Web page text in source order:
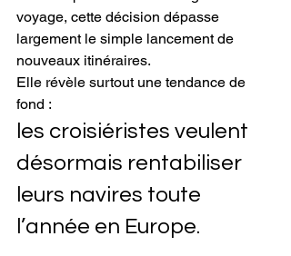
voyage, cette décision dépasse
largement le simple lancement de
nouveaux itinéraires.
Elle révèle surtout une tendance de
fond :
les croisiéristes veulent
désormais rentabiliser
leurs navires toute
l’année en Europe.